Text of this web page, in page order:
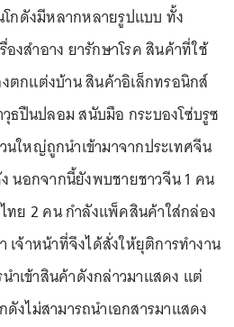
กดังมีหลากหลายรูปแบบ ทั้ง
งสำอาง ยารักษาโรค สินค้าที่ใช้
ตกแต่งบ้าน สินค้าอิเล็กทรอนิกส์
ธปืนปลอม สนับมือ กระบองโซ่บรูซ
ใหญ่ถูกนำเข้ามาจากประเทศจีน
นอกจากนี้ยังพบชายชาวจีน 1 คน
ย 2 คน กำลังแพ็คสินค้าใส่กล่อง
จ้าหน้าที่จึงได้สั่งให้ยุติการทำงาน
ำเข้าสินค้าดังกล่าวมาแสดง แต่
งไม่สามารถนำเอกสารมาแสดง